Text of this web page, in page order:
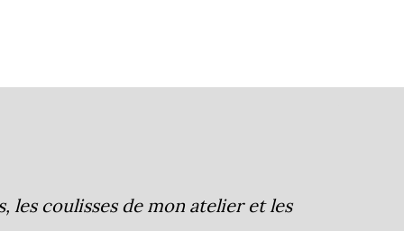
les coulisses de mon atelier et les